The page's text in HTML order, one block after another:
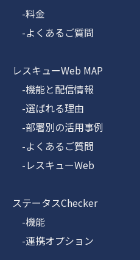
-料金
-よくあるご質問
レスキューWeb MAP
-機能と配信情報
-選ばれる理由
-部署別の活用事例
-よくあるご質問
-レスキューWeb
ステータスChecker
-機能
-連携オプション